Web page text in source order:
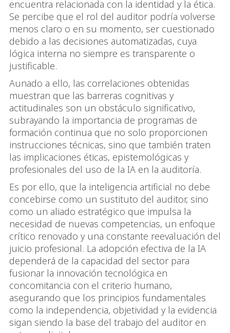
encuentra relacionada con la identidad y la ética.
Se percibe que el rol del auditor podría volverse
menos claro o en su momento, ser cuestionado
debido a las decisiones automatizadas, cuya
lógica interna no siempre es transparente o
justificable.
Aunado a ello, las correlaciones obtenidas
muestran que las barreras cognitivas y
actitudinales son un obstáculo significativo,
subrayando la importancia de programas de
formación continua que no solo proporcionen
instrucciones técnicas, sino que también traten
las implicaciones éticas, epistemológicas y
profesionales del uso de la IA en la auditoría.
Es por ello, que la inteligencia artificial no debe
concebirse como un sustituto del auditor, sino
como un aliado estratégico que impulsa la
necesidad de nuevas competencias, un enfoque
crítico renovado y una constante reevaluación del
juicio profesional. La adopción efectiva de la IA
dependerá de la capacidad del sector para
fusionar la innovación tecnológica en
concomitancia con el criterio humano,
asegurando que los principios fundamentales
como la independencia, objetividad y la evidencia
sigan siendo la base del trabajo del auditor en